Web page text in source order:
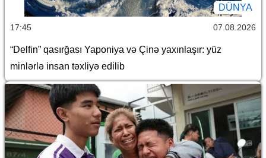
DÜNYA
17:45 07.08.2026
“Delfin” qasırğası Yaponiya və Çinə yaxınlaşır: yüz
minlərlə insan təxliyə edilib